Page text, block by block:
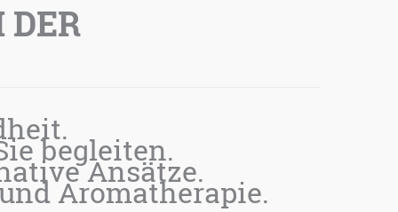
begleiten.
Ansätze.
Aromatherapie.